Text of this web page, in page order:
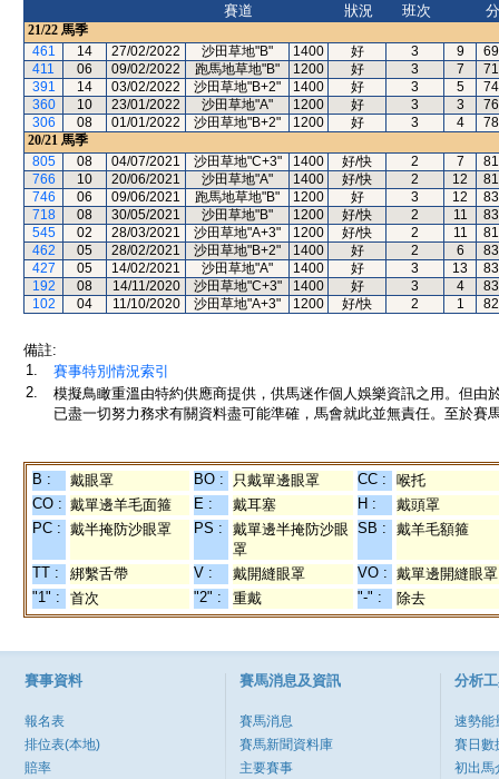
賽道
狀況
班次
分
21/22 馬季
461
14 27/02/2022 沙田草地"B" 1400 好 3 9
69
411
06 09/02/2022 跑馬地草地"B" 1200 好 3 7
71
391
14 03/02/2022 沙田草地"B+2" 1400 好 3 5
74
360
10 23/01/2022 沙田草地"A" 1200 好 3 3
76
306
08 01/01/2022 沙田草地"B+2" 1200 好 3 4
78
20/21 馬季
805
08 04/07/2021 沙田草地"C+3" 1400 好/快 2 7
81
766
10 20/06/2021 沙田草地"A" 1400 好/快 2 12
81
746
06 09/06/2021 跑馬地草地"B" 1200 好 3 12
83
718
08 30/05/2021 沙田草地"B" 1200 好/快 2 11
83
545
02 28/03/2021 沙田草地"A+3" 1200 好/快 2 11
81
462
05 28/02/2021 沙田草地"B+2" 1400 好 2 6
83
427
05 14/02/2021 沙田草地"A" 1400 好 3 13
83
192
08 14/11/2020 沙田草地"C+3" 1400 好 3 4
83
102
04 11/10/2020 沙田草地"A+3" 1200 好/快 2 1 82
備註:
1.
賽事特別情況索引
2.
模擬鳥瞰重溫由特約供應商提供，供馬迷作個人娛樂資訊之用。但
已盡一切努力務求有關資料盡可能準確，馬會就此並無責任。至於賽
B : 戴眼罩 BO : 只戴單邊眼罩 CC :
喉托
CO : 戴單邊羊毛面箍 E : 戴耳塞 H :
戴頭罩
PC : 戴半掩防沙眼罩 PS :
戴單邊半掩防沙眼
罩
SB : 戴羊毛額箍
TT : 綁繫舌帶 V : 戴開縫眼罩 VO : 戴單邊開縫眼罩
"1" :
首次 "2" : 重戴 "-" : 除去
賽事資料
報名表
排位表(本地)
賠率
賽馬消息及資訊
賽馬消息
賽馬新聞資料庫
主要賽事
分析
速勢能
賽日數
初出馬